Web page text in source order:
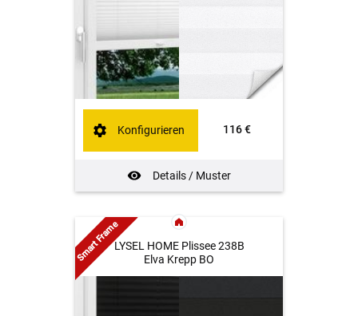
116 €
Details / Muster
Konfigurieren
LYSEL HOME Plissee 238B
Elva Krepp BO
Smart Frame